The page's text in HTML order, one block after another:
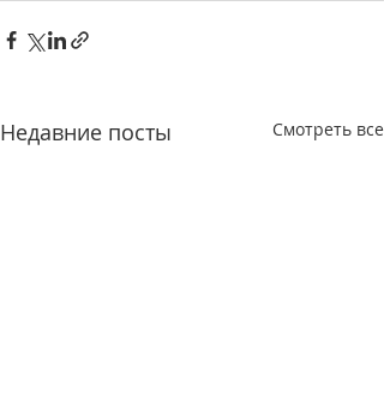
Недавние посты Смотреть все